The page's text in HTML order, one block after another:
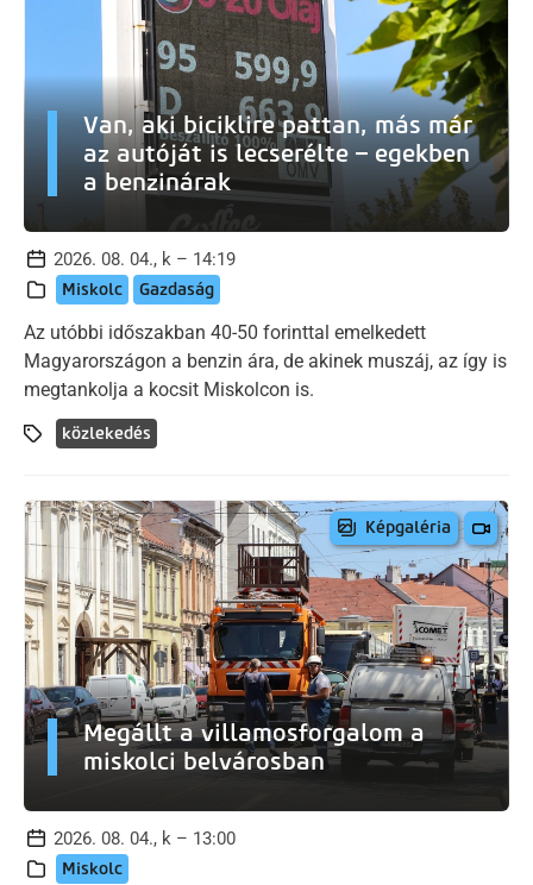
Van, aki biciklire pattan, más már
az autóját is lecserélte – egekben
a benzinárak
2026. 08. 04., k – 14:19
Miskolc Gazdaság
Az utóbbi időszakban 40-50 forinttal emelkedett
Magyarországon a benzin ára, de akinek muszáj, az így is
megtankolja a kocsit Miskolcon is.
közlekedés
Képgaléria
Megállt a villamosforgalom a
miskolci belvárosban
2026. 08. 04., k – 13:00
Miskolc